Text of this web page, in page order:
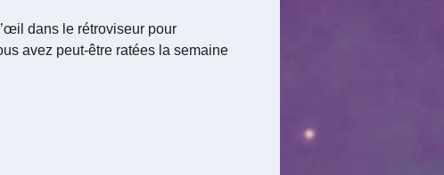
dans le rétroviseur pour
avez peut-être ratées la semaine